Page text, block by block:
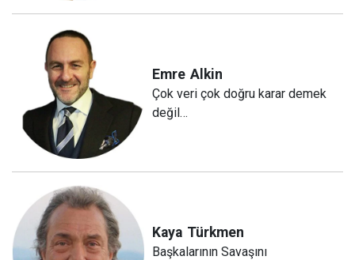
Emre Alkin
Çok veri çok doğru karar demek
değil…
Kaya Türkmen
Başkalarının Savaşını